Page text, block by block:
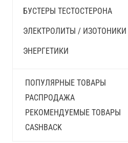
БУСТЕРЫ ТЕСТОСТЕРОНА
ЭЛЕКТРОЛИТЫ / ИЗОТОНИКИ
ЭНЕРГЕТИКИ
ПОПУЛЯРНЫЕ ТОВАРЫ
РАСПРОДАЖА
РЕКОМЕНДУЕМЫЕ ТОВАРЫ
CASHBACK